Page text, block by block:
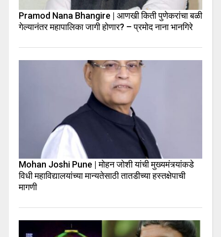
Pramod Nana Bhangire | आणखी किती पुणेकरांचा बळी
गेल्यानंतर महापालिका जागी होणार? – प्रमोद नाना भानगिरे
Mohan Joshi Pune | मोहन जोशी यांची मुख्यमंत्र्यांकडे
विधी महाविद्यालयांच्या मान्यतेसाठी तातडीच्या हस्तक्षेपाची
मागणी